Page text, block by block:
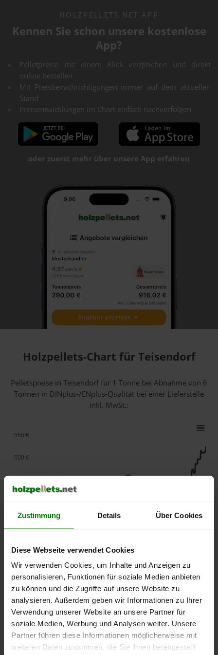
Zustimmung Details Über Cookies
Diese Webseite verwendet Cookies
Wir verwenden Cookies, um Inhalte und Anzeigen zu
personalisieren, Funktionen für soziale Medien anbieten
zu können und die Zugriffe auf unsere Website zu
analysieren. Außerdem geben wir Informationen zu Ihrer
Verwendung unserer Website an unsere Partner für
soziale Medien, Werbung und Analysen weiter. Unsere
Partner führen diese Informationen möglicherweise mit
weiteren Daten zusammen, die Sie ihnen bereitgestellt
HOLZPELLETS.NET APP
Kennen Sie schon unsere kostenlose
App?
Pelletpreise mit einem Klick vergleichen und direkt
online bestellen
Mit Preisbenachrichtigungen immer auf dem aktuellen
Stand
Preisentwicklungen im Chart einfach nachverfolgen
oder zuerst mehr über unsere App erfahren
Holzpellets-Chart für Teisendorf
Pelletspreise in Teisendorf für 1 Tonne bei Abnahmevon 6
Tonnen in DINplus-/ENplus-Qualität bei einer Lieferstelle
inkl. MwSt.:
lose Ware Sackware
September
Januar
Mai
250 €
300 €
500 €
550 €
Die aktuelle Preisentwicklung für Holzpellets in Deutschland
können Sie jederzeit auf unsererPelletspreise-Seite
nachvollziehen.